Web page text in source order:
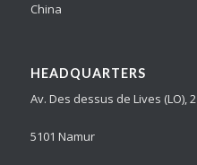
China
HEADQUARTERS
Av. Des dessus de Lives (LO), 2
5101 Namur